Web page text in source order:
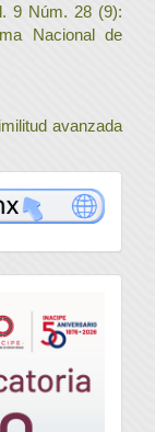
9 Núm. 28 (9):
Nacional de
avanzada